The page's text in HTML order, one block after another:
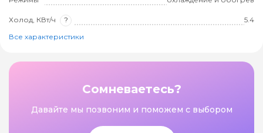
Холод, КВт/ч ?
5.4
Все характеристики
Сомневаетесь?
Давайте мы позвоним и поможем с выбором